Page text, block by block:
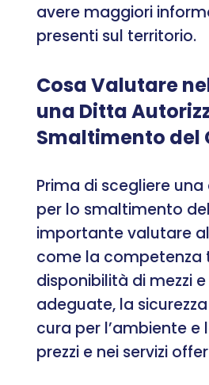
avere maggiori
presenti sul territorio.
Cosa Valutare
una Ditta
Smaltimento del
Prima di scegliere
per lo smaltimento
importante valutare
come la competenza
disponibilità di mezzi
adeguate, la
cura per l’ambiente e
prezzi e nei servizi